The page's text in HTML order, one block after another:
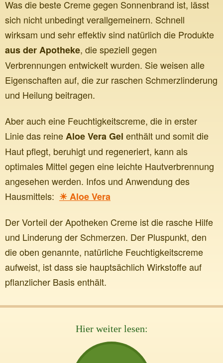
Was die beste Creme gegen Sonnenbrand ist, lässt
sich nicht unbedingt verallgemeinern. Schnell
wirksam und sehr effektiv sind natürlich die Produkte
aus der Apotheke, die speziell gegen
Verbrennungen entwickelt wurden. Sie weisen alle
Eigenschaften auf, die zur raschen Schmerzlinderung
und Heilung beitragen.
Aber auch eine Feuchtigkeitscreme, die in erster
Linie das reineAloe Vera Gel enthält und somit die
Haut pflegt, beruhigt und regeneriert, kann als
optimales Mittel gegen eine leichte Hautverbrennung
angesehen werden. Infos und Anwendung des
Hausmittels:
Aloe Vera
Der Vorteil der Apotheken Creme ist die rasche Hilfe
und Linderung der Schmerzen. Der Pluspunkt, den
die oben genannte, natürliche Feuchtigkeitscreme
aufweist, ist dass sie hauptsächlich Wirkstoffe auf
pflanzlicher Basis enthält.
Hier weiter lesen: